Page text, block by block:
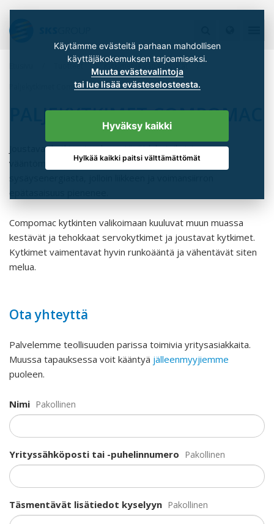
Tuotteet
Kytkimet ja vapaapyörät
Paljekytkimet Compomac
PALJEKYTKIMET COMPOMAC
Joustavat kytkimet pehmentävät lyhytaikaisia
vääntömomenttisysäyksiä varastoimalla osan
epätasaisuus pienenee.
Compomac kytkinten valikoimaan kuuluvat muun muassa
kestävät ja tehokkaat servokytkimet ja joustavat kytkimet.
Kytkimet vaimentavat hyvin runkoääntä ja vähentävät siten
melua.
Ota yhteyttä
Palvelemme teollisuuden parissa toimivia yritysasiakkaita.
Muussa tapauksessa voit kääntyä jälleenmyyjiemme
puoleen.
Nimi Pakollinen
Yrityssähköposti tai -puhelinnumero Pakollinen
Täsmentävät lisätiedot kyselyyn Pakollinen
Käytämme evästeitä parhaan mahdollisen
Muuta evästevalintoja
tai lue lisää evästeselosteesta.
Hyväksy kaikki
Hylkää kaikki paitsi välttämättömät